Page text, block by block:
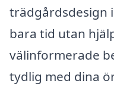
trädgårdsdesign
bara tid utan
välinformerade
tydlig med dina